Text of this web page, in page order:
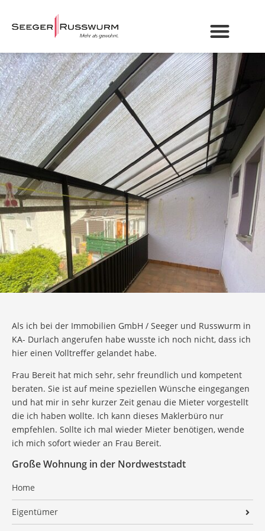
Große Wohnung in der Nordweststadt
Home
Eigentümer
Als ich bei der Immobilien GmbH / Seeger und Russwurm in
KA- Durlach angerufen habe wusste ich noch nicht, dass ich
hier einen Volltreffer gelandet habe.
Frau Bereit hat mich sehr, sehr freundlich und kompetent
beraten. Sie ist auf meine speziellen Wünsche eingegangen
und hat mir in sehr kurzer Zeit genau die Mieter vorgestellt
die ich haben wollte. Ich kann dieses Maklerbüro nur
empfehlen. Sollte ich mal wieder Mieter benötigen, wende
ich mich sofort wieder an Frau Bereit.